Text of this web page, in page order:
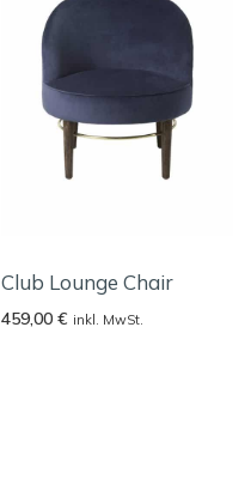
Club Lounge Chair
459,00 € inkl. MwSt.